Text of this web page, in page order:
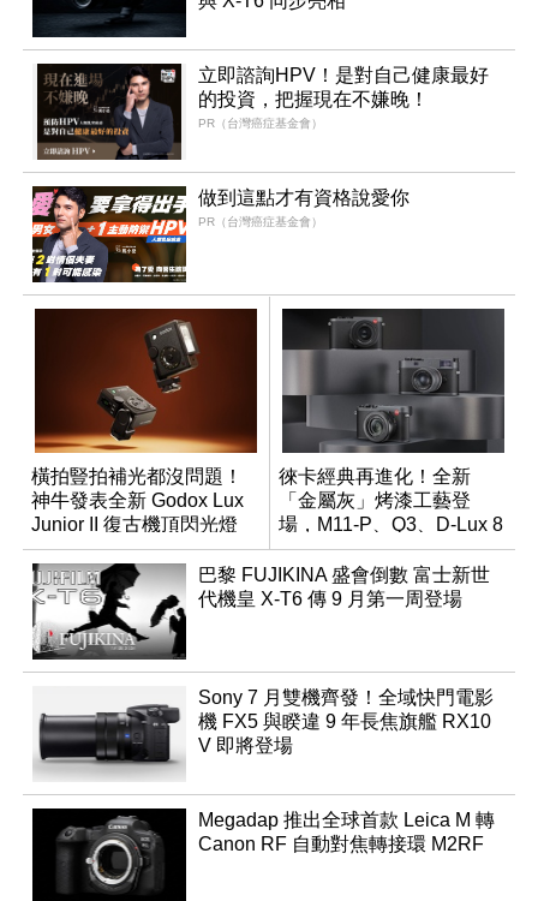
立即諮詢HPV！是對自己健康最好
的投資，把握現在不嫌晚！
PR（台灣癌症基金會）
做到這點才有資格說愛你
PR（台灣癌症基金會）
橫拍豎拍補光都沒問題！
神牛發表全新 Godox Lux
Junior II 復古機頂閃光燈
徠卡經典再進化！全新
「金屬灰」烤漆工藝登
場，M11-P、Q3、D-Lux 8
領銜換裝
巴黎 FUJIKINA 盛會倒數 富士新世
代機皇 X-T6 傳 9 月第一周登場
Sony 7 月雙機齊發！全域快門電影
機 FX5 與睽違 9 年長焦旗艦 RX10
V 即將登場
Megadap 推出全球首款 Leica M 轉
Canon RF 自動對焦轉接環 M2RF